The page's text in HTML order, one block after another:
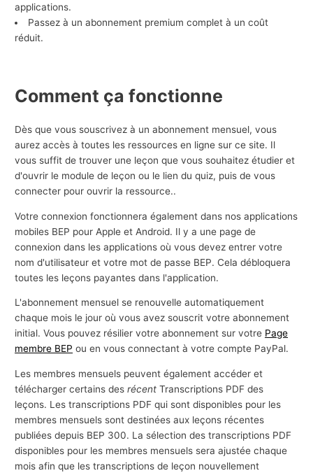
applications.
Passez à un abonnement premium complet à un coût
réduit.
Comment ça fonctionne
Dès que vous souscrivez à un abonnement mensuel, vous
aurez accès à toutes les ressources en ligne sur ce site. Il
vous suffit de trouver une leçon que vous souhaitez étudier et
d'ouvrir le module de leçon ou le lien du quiz, puis de vous
connecter pour ouvrir la ressource..
Votre connexion fonctionnera également dans nos applications
mobiles BEP pour Apple et Android. Il y a une page de
connexion dans les applications où vous devez entrer votre
nom d'utilisateur et votre mot de passe BEP. Cela débloquera
toutes les leçons payantes dans l'application.
L'abonnement mensuel se renouvelle automatiquement
chaque mois le jour où vous avez souscrit votre abonnement
initial. Vous pouvez résilier votre abonnement sur votre Page
membre BEP ou en vous connectant à votre compte PayPal.
Les membres mensuels peuvent également accéder et
télécharger certains desrécent Transcriptions PDF des
leçons. Les transcriptions PDF qui sont disponibles pour les
membres mensuels sont destinées aux leçons récentes
publiées depuis BEP 300. La sélection des transcriptions PDF
disponibles pour les membres mensuels sera ajustée chaque
mois afin que les transcriptions de leçon nouvellement